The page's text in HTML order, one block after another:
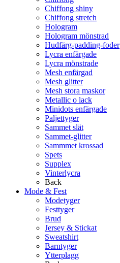
Chiffong shiny
Chiffong stretch
Hologram
Hologram mönstrad
Hudfärg-padding-foder
Lycra enfärgade
Lycra mönstrade
Mesh enfärgad
Mesh glitter
Mesh stora maskor
Metallic o lack
Minidots enfärgade
Paljettyger
Sammet slät
Sammet-glitter
Sammmet krossad
Spets
Supplex
Vinterlycra
Back
Mode & Fest
Modetyger
Festtyger
Brud
Jersey & Stickat
Sweatshirt
Barntyger
Ytterplagg